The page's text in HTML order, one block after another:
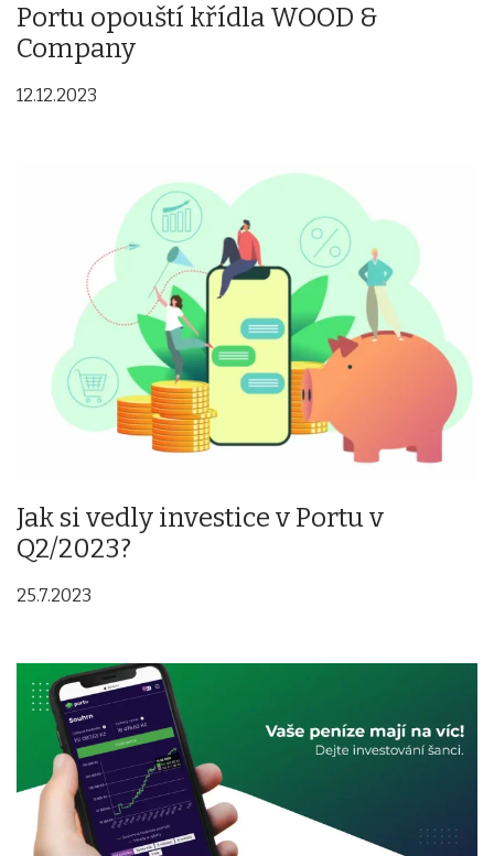
Portu opouští křídla WOOD &
Company
12.12.2023
Jak si vedly investice v Portu v
Q2/2023?
25.7.2023